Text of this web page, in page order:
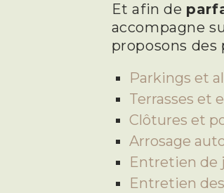
Et afin de
accompagne
proposons
Parkings et
Terrasses et
Clôtures et
Arrosage
Entretien de
Entretien